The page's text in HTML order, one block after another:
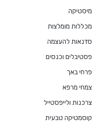
מיסטיקה
מכללות מומלצות
סדנאות להעצמה
פסטיבלים וכנסים
פרחי באך
צמחי מרפא
צרכנות ולייפסטייל
קוסמטיקה טבעית